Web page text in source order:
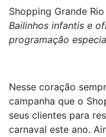
Shopping Grande
Bailinhos infantis e
programação
Nesse coração
campanha que o
seus clientes para
carnaval este ano.